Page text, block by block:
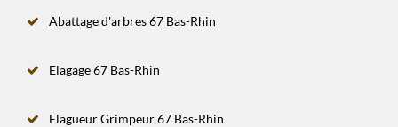
Abattage d'arbres 67 Bas-Rhin
Elagage 67 Bas-Rhin
Elagueur Grimpeur 67 Bas-Rhin